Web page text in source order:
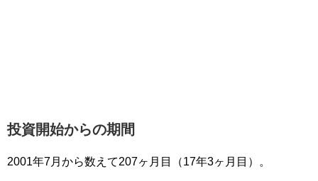
投資開始からの期間
2001年7月から数えて207ヶ月目（17年3ヶ月目）。